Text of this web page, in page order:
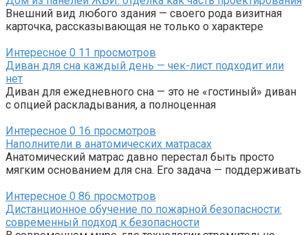
Внешний вид любого здания — своего рода визитная
карточка, рассказывающая не только о характере
Интересное 0 11 просмотров
Диван для сна каждый день — чек-лист подходит или
нет
Диван для ежедневного сна — это не «гостиный» диван
с опцией раскладывания, а полноценная
Интересное 0 16 просмотров
Наполнители в анатомических матрасах
Анатомический матрас давно перестал быть просто
мягким основанием для сна. Его задача — поддерживать
Интересное 0 86 просмотров
Дистанционное обучение по пожарной безопасности:
современный подход к безопасности